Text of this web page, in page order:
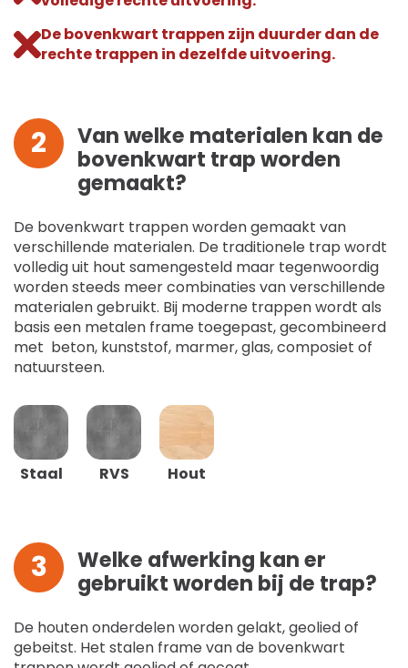
De bovenkwart trappen zijn duurder dan de
rechte trappen in dezelfde uitvoering.
2
Van welke materialen kan de
bovenkwart trap worden
gemaakt?
De bovenkwart trappen worden gemaakt van
verschillende materialen. De traditionele trap wordt
volledig uit hout samengesteld maar tegenwoordig
worden steeds meer combinaties van verschillende
materialen gebruikt. Bij moderne trappen wordt als
basis een metalen frame toegepast, gecombineerd
met beton, kunststof, marmer, glas, composiet of
natuursteen.
Staal RVS Hout
3
Welke afwerking kan er
gebruikt worden bij de trap?
De houten onderdelen worden gelakt, geolied of
gebeitst. Het stalen frame van de bovenkwart